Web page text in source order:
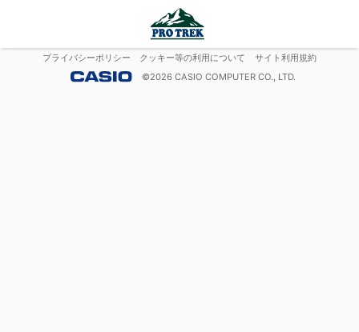
プライバシーポリシー クッキー等の利用について
サイト利用規約
©2026 CASIO COMPUTER CO., LTD.